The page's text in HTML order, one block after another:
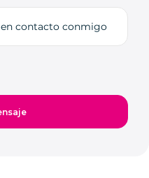
contacto conmigo